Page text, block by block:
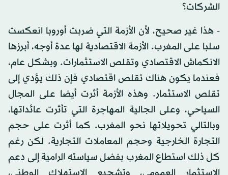
الشركات؟
- هذا غير صحيح، لأن الأزمة التي ضربت أوروبا انعكست
سلبا على المغرب. الأزمة الاقتصادية لها عدة أوجه، أبرزها
الانكماش الاقتصادي وتقلص الاستثمارات. وبشكل عام،
فعندما يكون هناك تقلص اقتصادي فإن ذلك يؤدي إلى
تقلص الاستثمار. وهذه الأزمة أثرت أيضا على المجال
السياحي، وعلى الجالية المهاجرة التي تأثرت عائداتها،
وبالتالي تحويلاتها نحو المغرب. كما أثرت على حجم
التجارة الخارجية وحجم المعاملات التجارية. لكن رغم
كل ذلك استطاع المغرب بفضل سياسته الرامية إلى دعم